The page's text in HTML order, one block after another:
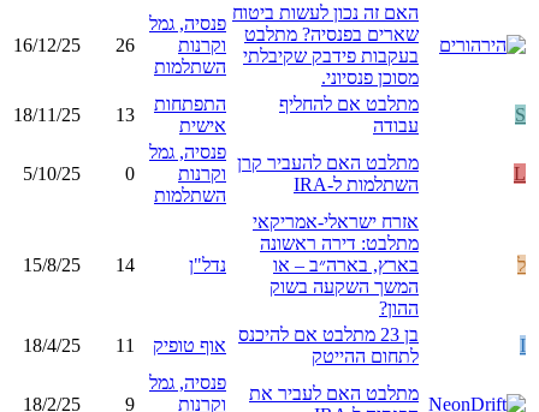
האם זה נכון לעשות ביטוח
שארים בפנסיה? מתלבט
בעקבות פידבק שקיבלתי
מסוכן פנסיוני.
פנסיה, גמל
וקרנות
השתלמות
26
16/12/25
S
מתלבט אם להחליף
עבודה
התפתחות
אישית
13
18/11/25
L
מתלבט האם להעביר קרן
השתלמות ל-IRA
פנסיה, גמל
וקרנות
השתלמות
0
5/10/25
ל
אזרח ישראלי-אמריקאי
מתלבט: דירה ראשונה
בארץ, בארה״ב – או
המשך השקעה בשוק
ההון?
נדל"ן 14
15/8/25
I
בן 23 מתלבט אם להיכנס
לתחום ההייטק
אוף טופיק 11
18/4/25
מתלבט האם לעביר את
פנסיה, גמל
וקרנות
9
18/2/25